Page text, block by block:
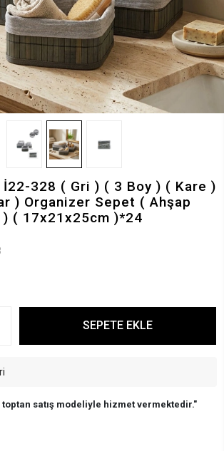
328 ( Gri ) ( 3 Boy ) ( Kare )
) Organizer Sepet ( Ahşap
( 17x21x25cm )*24
SEPETE EKLE
toptan satış modeliyle hizmet vermektedir."